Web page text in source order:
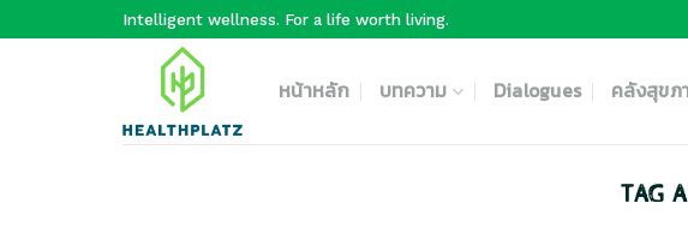
Intelligent wellness. For a life worth living.
หน้าหลัก บทความ Dialogues คลังสุขภ
TAG